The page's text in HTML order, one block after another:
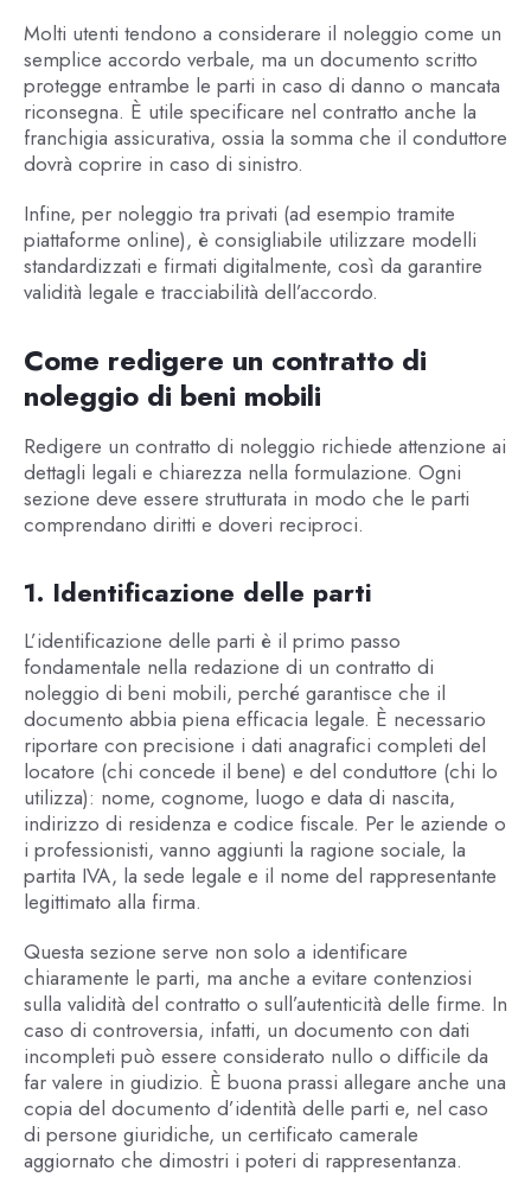
Molti utenti tendono a considerare il noleggio come un
semplice accordo verbale, ma un documento scritto
protegge entrambe le parti in caso di danno o mancata
riconsegna. È utile specificare nel contratto anche la
franchigia assicurativa, ossia la somma che il conduttore
dovrà coprire in caso di sinistro.
Infine, per noleggio tra privati (ad esempio tramite
piattaforme online), è consigliabile utilizzare modelli
standardizzati e firmati digitalmente, così da garantire
validità legale e tracciabilità dell’accordo.
Come redigere un contratto di
noleggio di beni mobili
Redigere un contratto di noleggio richiede attenzione ai
dettagli legali e chiarezza nella formulazione. Ogni
sezione deve essere strutturata in modo che le parti
comprendano diritti e doveri reciproci.
1. Identificazione delle parti
L’identificazione delle parti è il primo passo
fondamentale nella redazione di un contratto di
noleggio di beni mobili, perché garantisce che il
documento abbia piena efficacia legale. È necessario
riportare con precisione i dati anagrafici completi del
locatore (chi concede il bene) e del conduttore (chi lo
utilizza): nome, cognome, luogo e data di nascita,
indirizzo di residenza e codice fiscale. Per le aziende o
i professionisti, vanno aggiunti la ragione sociale, la
partita IVA, la sede legale e il nome del rappresentante
legittimato alla firma.
Questa sezione serve non solo a identificare
chiaramente le parti, ma anche a evitare contenziosi
sulla validità del contratto o sull’autenticità delle firme. In
caso di controversia, infatti, un documento con dati
incompleti può essere considerato nullo o difficile da
far valere in giudizio. È buona prassi allegare anche una
copia del documento d’identità delle parti e, nel caso
di persone giuridiche, un certificato camerale
aggiornato che dimostri i poteri di rappresentanza.